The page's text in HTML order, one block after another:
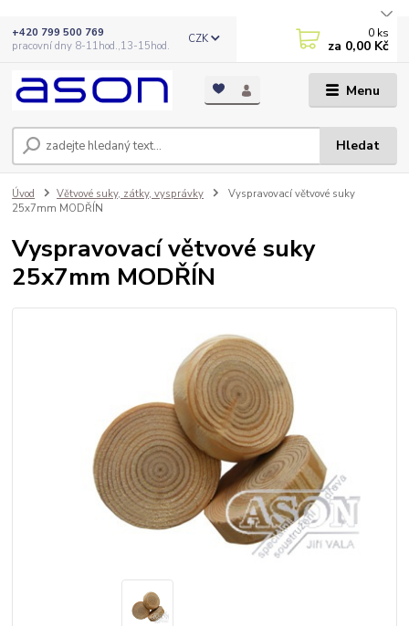
Menu
CZK
Hledat
+420 799 500 769
pracovní dny 8-11hod.,13-15hod.
0 ks
za 0,00 Kč
Úvod Větvové suky, zátky, vysprávky
Vyspravovací větvové suky
25x7mm MODŘÍN
Vyspravovací větvové suky
25x7mm MODŘÍN